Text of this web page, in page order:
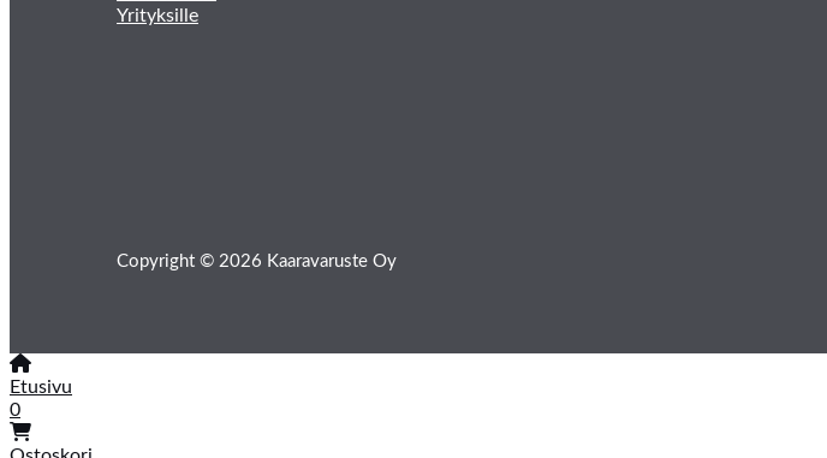
Yrityksille
Copyright © 2026 Kaaravaruste Oy
Etusivu
0